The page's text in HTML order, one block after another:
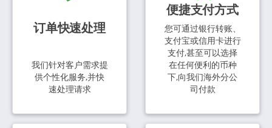
订单快速处理
我们针对客户需求提
供个性化服务,并快
速处理请求
便捷支付方式
您可通过银行转账、
支付宝或信用卡进行
支付,甚至可以选择
在任何便利的币种
下,向我们海外分公
司付款